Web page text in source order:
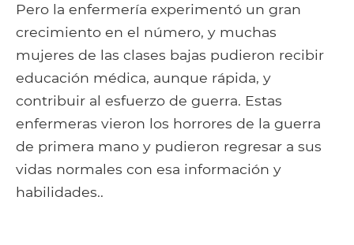
Pero la enfermería experimentó un gran
crecimiento en el número, y muchas
mujeres de las clases bajas pudieron recibir
educación médica, aunque rápida, y
contribuir al esfuerzo de guerra. Estas
enfermeras vieron los horrores de la guerra
de primera mano y pudieron regresar a sus
vidas normales con esa información y
habilidades..